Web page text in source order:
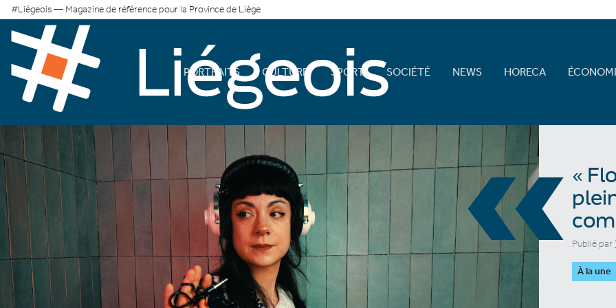
#Liégeois — Magazine de référence pour la Province de Liège
PORTRAITS CULTURE SPORT SOCIÉTÉ NEWS HORECA
««
Publié par
À la une